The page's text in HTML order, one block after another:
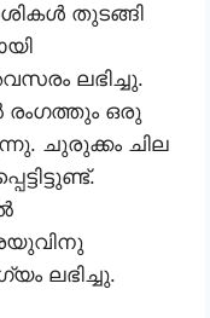
തുടങ്ങി
ലഭിച്ചു.
രംഗത്തും ഒരു
ചുരുക്കം ചില
ലഭിച്ചു.